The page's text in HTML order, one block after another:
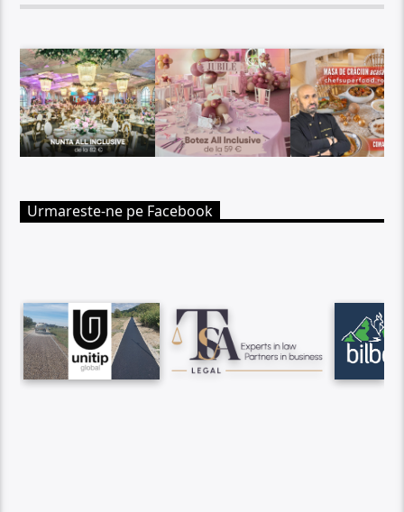
Urmareste-ne pe Facebook